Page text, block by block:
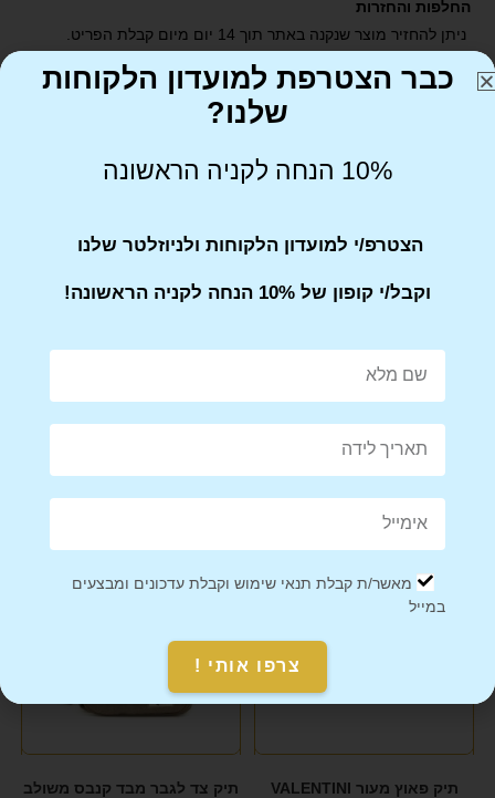
החלפות והחזרות
ניתן להחזיר מוצר שנקנה באתר תוך 14 יום מיום קבלת הפריט.
יש לדאוג שהמוצר הוחזר באריזתו המקורית
Tweet This Product
Share on Facebook
Pin This Product
מוצרים קשורים
תיק פאוץ מעור VALENTINI
תיק צד לגבר מבד קנבס משולב
כבר הצטרפת למועדון הלקוחות
שלנו?
10% הנחה לקניה הראשונה
הצטרפ/י למועדון הלקוחות ולניוזלטר שלנו
וקבל/י קופון של 10% הנחה לקניה הראשונה!
מאשר/ת קבלת תנאי שימוש וקבלת עדכונים ומבצעים
במייל
צרפו אותי !